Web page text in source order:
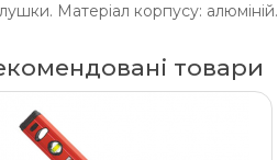
Матеріал корпусу: алюміній.
товари